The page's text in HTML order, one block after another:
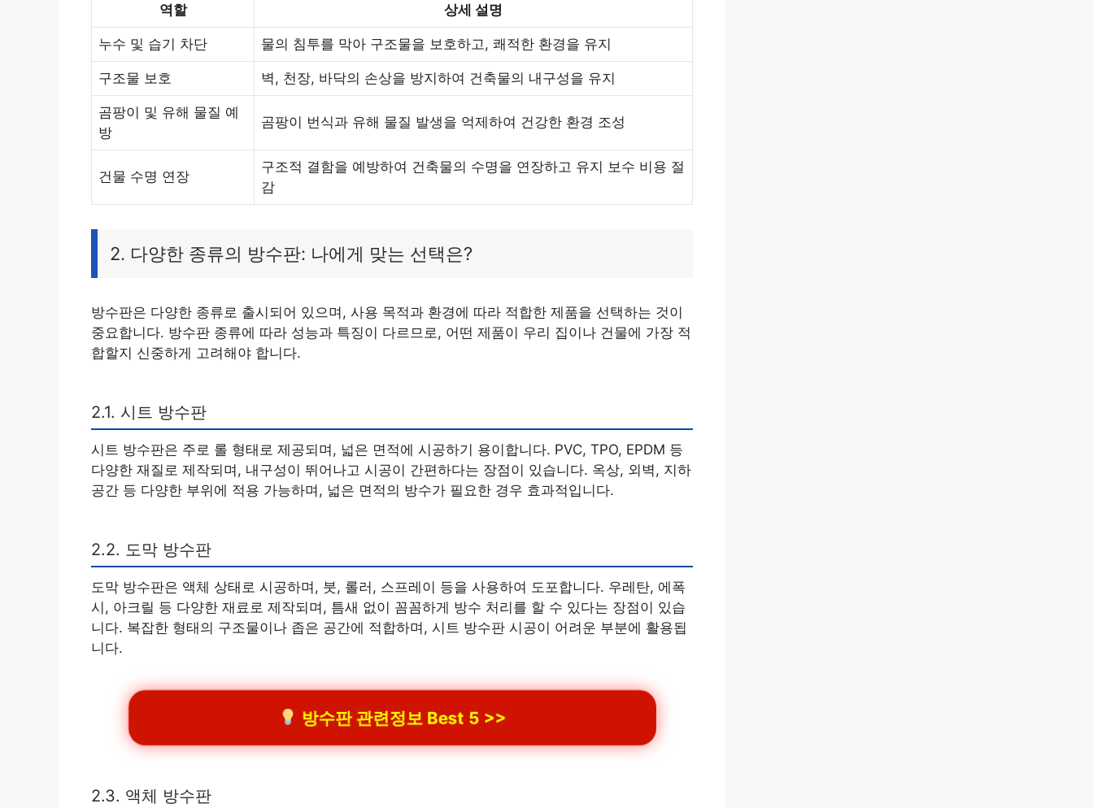
역할 상세 설명
누수 및 습기 차단 물의 침투를 막아 구조물을 보호하고, 쾌적한 환경을 유지
구조물 보호 벽, 천장, 바닥의 손상을 방지하여 건축물의 내구성을 유지
곰팡이 및 유해 물질 예
방
곰팡이 번식과 유해 물질 발생을 억제하여 건강한 환경 조성
건물 수명 연장
구조적 결함을 예방하여 건축물의 수명을 연장하고 유지 보수 비용 절
감
2. 다양한 종류의 방수판: 나에게 맞는 선택은?
방수판은 다양한 종류로 출시되어 있으며, 사용 목적과 환경에 따라 적합한 제품을 선택하는 것이
중요합니다. 방수판 종류에 따라 성능과 특징이 다르므로, 어떤 제품이 우리 집이나 건물에 가장 적
합할지 신중하게 고려해야 합니다.
2.1. 시트 방수판
시트 방수판은 주로 롤 형태로 제공되며, 넓은 면적에 시공하기 용이합니다. PVC, TPO, EPDM 등
다양한 재질로 제작되며, 내구성이 뛰어나고 시공이 간편하다는 장점이 있습니다. 옥상, 외벽, 지하
공간 등 다양한 부위에 적용 가능하며, 넓은 면적의 방수가 필요한 경우 효과적입니다.
2.2. 도막 방수판
도막 방수판은 액체 상태로 시공하며, 붓, 롤러, 스프레이 등을 사용하여 도포합니다. 우레탄, 에폭
시, 아크릴 등 다양한 재료로 제작되며, 틈새 없이 꼼꼼하게 방수 처리를 할 수 있다는 장점이 있습
니다. 복잡한 형태의 구조물이나 좁은 공간에 적합하며, 시트 방수판 시공이 어려운 부분에 활용됩
니다.
방수판 관련정보 Best 5 >>
2.3. 액체 방수판